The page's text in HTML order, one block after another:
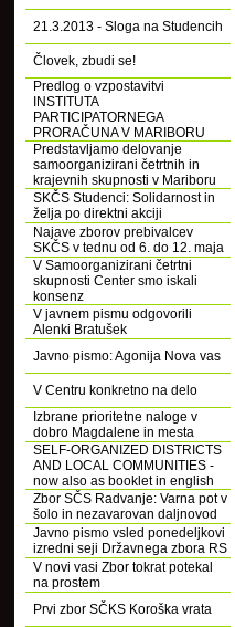
21.3.2013 - Sloga na Studencih
Človek, zbudi se!
Predlog o vzpostavitvi
INSTITUTA
PARTICIPATORNEGA
PRORAČUNA V MARIBORU
Predstavljamo delovanje
samoorganizirani četrtnih in
krajevnih skupnosti v Mariboru
SKČS Studenci: Solidarnost in
želja po direktni akciji
Najave zborov prebivalcev
SKČS v tednu od 6. do 12. maja
V Samoorganizirani četrtni
skupnosti Center smo iskali
konsenz
V javnem pismu odgovorili
Alenki Bratušek
Javno pismo: Agonija Nova vas
V Centru konkretno na delo
Izbrane prioritetne naloge v
dobro Magdalene in mesta
SELF-ORGANIZED DISTRICTS
AND LOCAL COMMUNITIES -
now also as booklet in english
Zbor SČS Radvanje: Varna pot v
šolo in nezavarovan daljnovod
Javno pismo vsled ponedeljkovi
izredni seji Državnega zbora RS
V novi vasi Zbor tokrat potekal
na prostem
Prvi zbor SČKS Koroška vrata